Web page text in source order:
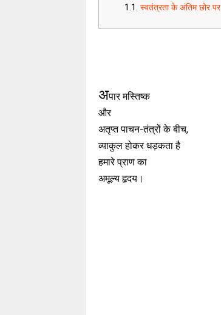
स्वतंत्रता के अंतिम छोर पर
अपार मस्तिष्क
और
अतृप्त पाचन-तंत्रों के बीच,
व्याकुल होकर धड़कता है
हमारे प्राण का
अमूल्य हृदय।